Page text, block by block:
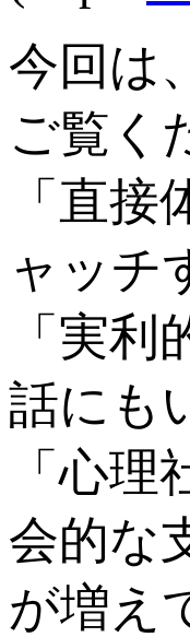
今回は
ご覧く
「直
ャッチ
「実
話にも
「心
会的な
が増え